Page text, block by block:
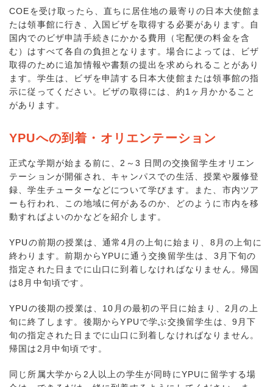
COEを受け取ったら、直ちに居住地の最寄りの日本大使館ま
たは領事館に行き、入国ビザを取得する必要があります。自
国内でのビザ申請手続きにかかる費用（宅配便の料金を含
む）はすべて各自の負担となります。場合によっては、ビザ
取得のために追加情報や書類の提出を求められることがあり
ます。学生は、ビザを申請する日本大使館または領事館の指
示に従ってください。ビザの取得には、約1ヶ月かかること
があります。
YPUへの到着・オリエンテーション
正式な学期が始まる前に、2～3 日間の交換留学生オリエン
テーションが開催され、キャンパスでの生活、授業や履修登
録、学生チューターなどについて学びます。また、市内ツア
ーも行われ、この地域に何があるのか、どのように市内を移
動すればよいのかなどを紹介します。
YPUの前期の授業は、通常4月の上旬に始まり、8月の上旬に
終わります。前期からYPUに通う交換留学生は、3月下旬の
指定された日までに山口に到着しなければなりません。帰国
は8月中旬頃です。
YPUの後期の授業は、10月の最初の平日に始まり、2月の上
旬に終了します。後期からYPUで学ぶ交換留学生は、9月下
旬の指定された日までに山口に到着しなければなりません。
帰国は2月中旬頃です。
同じ所属大学から2人以上の学生が同時にYPUに留学する場